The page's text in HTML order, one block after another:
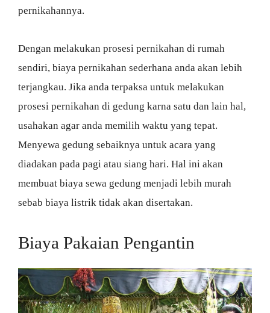
pernikahannya.
Dengan melakukan prosesi pernikahan di rumah
sendiri, biaya pernikahan sederhana anda akan lebih
terjangkau. Jika anda terpaksa untuk melakukan
prosesi pernikahan di gedung karna satu dan lain hal,
usahakan agar anda memilih waktu yang tepat.
Menyewa gedung sebaiknya untuk acara yang
diadakan pada pagi atau siang hari. Hal ini akan
membuat biaya sewa gedung menjadi lebih murah
sebab biaya listrik tidak akan disertakan.
Biaya Pakaian Pengantin